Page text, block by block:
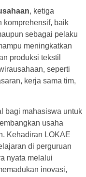
, ketiga
komprehensif, baik
sebagai pelaku
meningkatkan
produksi tekstil
seperti
kerja sama tim,
bagi mahasiswa untuk
usaha
Kehadiran LOKAE
di perguruan
nyata melalui
inovasi,